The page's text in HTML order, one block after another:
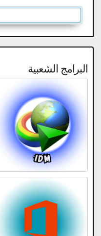
البرامج الشعبية